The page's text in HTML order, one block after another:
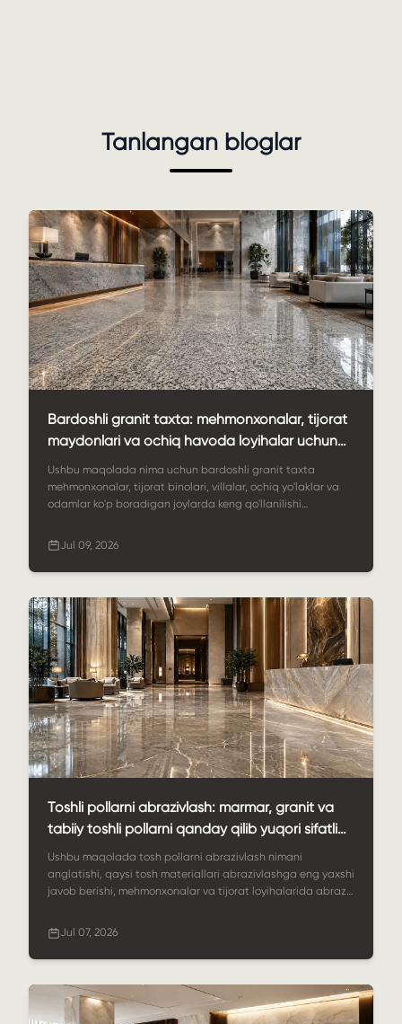
Tanlangan bloglar
Bardoshli granit taxta: mehmonxonalar, tijorat
maydonlari va ochiq havoda loyihalar uchun
amaliy tanlov
Ushbu maqolada nima uchun bardoshli granit taxta
mehmonxonalar, tijorat binolari, villalar, ochiq yo'laklar va
odamlar ko'p boradigan joylarda keng qo'llanilishi
qoplamalari, maxsus o'lchamlar, sifat nazorati,
qanday qo'llab-quvvatlashi yoritilgan.
Jul 09, 2026
Toshli pollarni abrazivlash: marmar, granit va
tabiiy toshli pollarni qanday qilib yuqori sifatli
ko'rinishda saqlash mumkin
Ushbu maqolada tosh pollarni abrazivlash nimani
anglatishi, qaysi tosh materiallari abrazivlashga eng yaxshi
javob berishi, mehmonxonalar va tijorat loyihalarida abraziv
qiymat uchun StoneSale'dan bardoshli tosh pollarni
qanday tanlashlari mumkinligi tushuntiriladi.
Jul 07, 2026